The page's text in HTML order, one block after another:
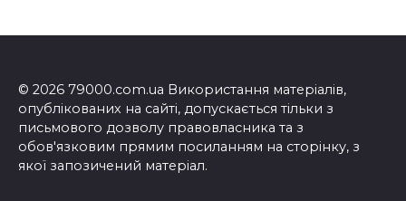
© 2026 79000.com.ua Використання матеріалів,
опублікованих на сайті, допускається тільки з
письмового дозволу правовласника та з
обов'язковим прямим посиланням на сторінку, з
якої запозичений матеріал.